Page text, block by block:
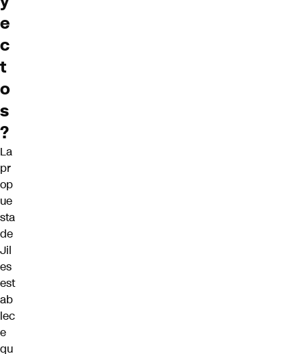
e
c
t
o
s
?
La
pr
op
ue
sta
de
Jil
es
est
ab
lec
e
qu